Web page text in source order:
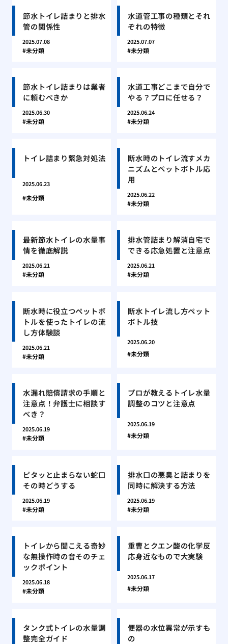
節水トイレ詰まりと排水
管の関係性
2025.07.08
未分類
水道管工事の種類とそれ
ぞれの特徴
2025.07.07
未分類
節水トイレ詰まりは業者
に頼むべきか
2025.06.30
未分類
水道工事どこまで自分で
やる？プロに任せる？
2025.06.24
未分類
トイレ詰まり緊急対処法
2025.06.23
未分類
断水時のトイレ流すメカ
ニズムとペットボトル応
用
2025.06.22
未分類
最新節水トイレの水量事
情を徹底解説
2025.06.21
未分類
排水管詰まり解消自宅で
できる応急処置と注意点
2025.06.21
未分類
断水時に役立つペットボ
トルを使ったトイレの流
し方体験談
2025.06.21
未分類
断水トイレ流し方ペット
ボトル技
2025.06.20
未分類
水漏れ賠償請求の手順と
注意点！弁護士に相談す
べき？
2025.06.19
未分類
プロが教えるトイレ水量
調整のコツと注意点
2025.06.19
未分類
ピタッと止まらない蛇口
その時どうする
2025.06.19
未分類
排水口の悪臭と詰まりを
同時に解決する方法
2025.06.19
未分類
トイレから聞こえる奇妙
な無操作時の音そのチェ
ックポイント
2025.06.18
未分類
重曹とクエン酸の化学反
応身近なもので大実験
2025.06.17
未分類
タンク式トイレの水量調
整完全ガイド
便器の水位異常が示すも
の